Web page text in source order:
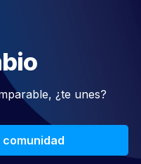
¿te unes?